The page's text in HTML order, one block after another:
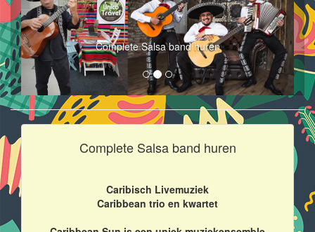
Complete Salsa band huren
Complete Salsa band huren
Caribisch Livemuziek
Caribbean trio en kwartet